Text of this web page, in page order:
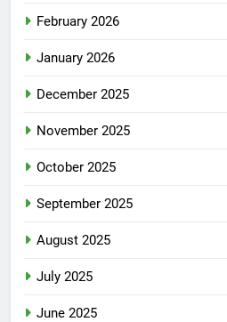
February 2026
January 2026
December 2025
November 2025
October 2025
September 2025
August 2025
July 2025
June 2025